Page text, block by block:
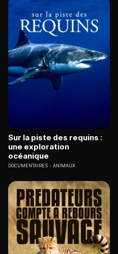
Sur la piste des requins :
une exploration
océanique
DOCUMENTAIRES ANIMAUX